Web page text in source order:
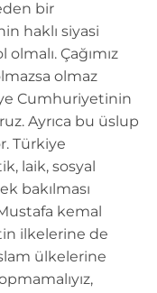
bir
haklı siyasi
Çağımız
olmaz
Cumhuriyetinin
Ayrıca bu üslup
Türkiye
laik, sosyal
bakılması
kemal
ilkelerine de
ülkelerine